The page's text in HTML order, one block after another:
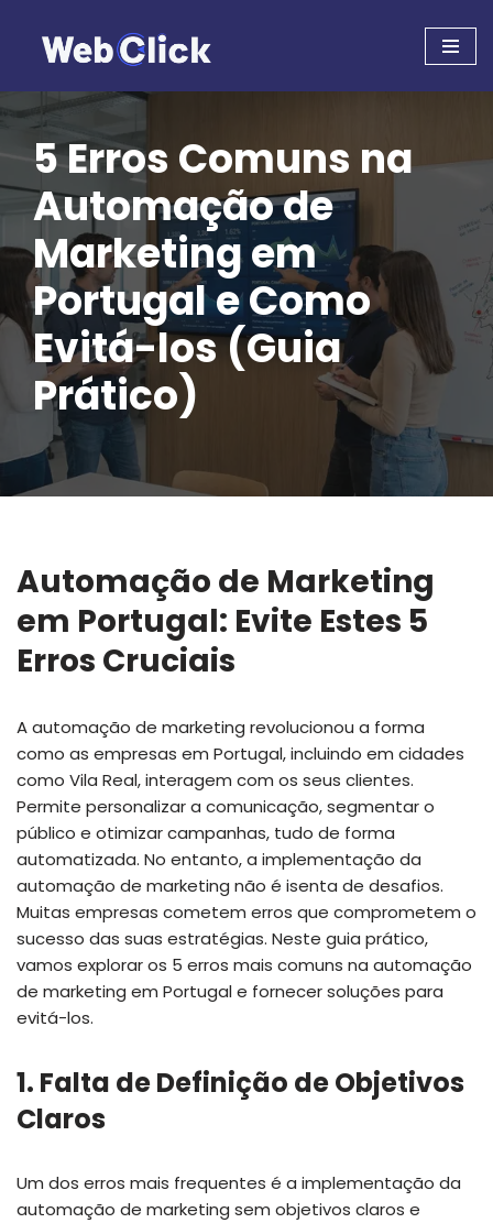
Pular
o
conteúdo
5 Erros Comuns na
Automação de
Marketing em
Portugal e Como
Evitá-los (Guia
Prático)
Automação de Marketing
em Portugal: Evite Estes 5
Erros Cruciais
A automação de marketing revolucionou a forma
como as empresas em Portugal, incluindo em cidades
como Vila Real, interagem com os seus clientes.
Permite personalizar a comunicação, segmentar o
público e otimizar campanhas, tudo de forma
automatizada. No entanto, a implementação da
automação de marketing não é isenta de desafios.
Muitas empresas cometem erros que comprometem o
sucesso das suas estratégias. Neste guia prático,
vamos explorar os 5 erros mais comuns na automação
de marketing em Portugal e fornecer soluções para
evitá-los.
1. Falta de Definição de Objetivos
Claros
Um dos erros mais frequentes é a implementação da
automação de marketing sem objetivos claros e